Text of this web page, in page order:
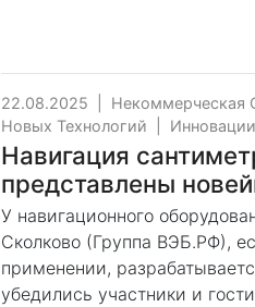
22.08.2025
Некоммерческая
Новых Технологий
Инновации
Навигация
представлены
У навигационного
Сколково (Группа ВЭБ.РФ),
применении,
убедились участники и